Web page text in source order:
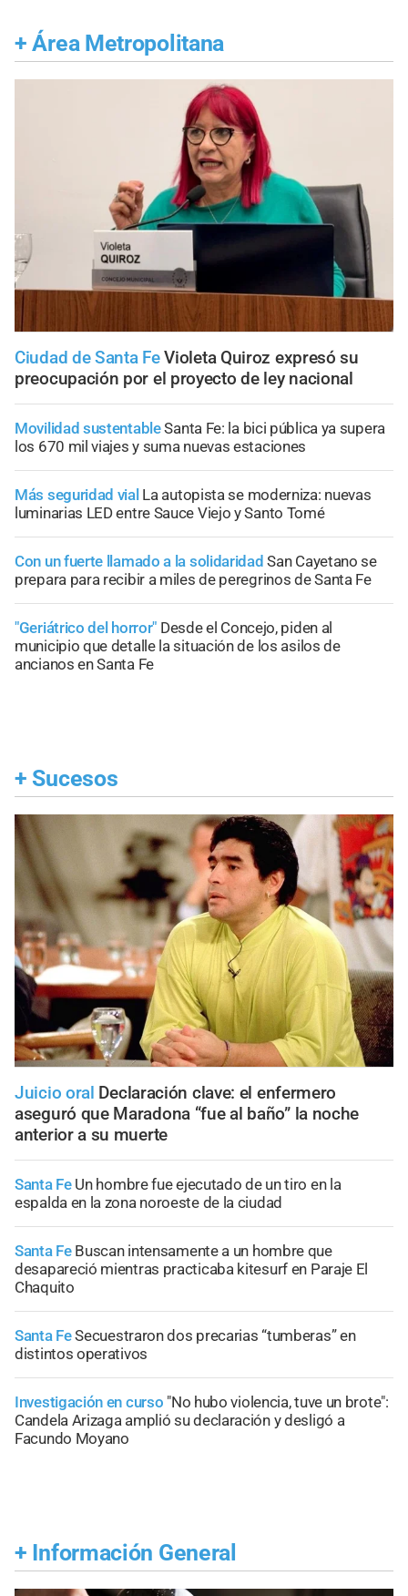
+ Área Metropolitana
Ciudad de Santa Fe Violeta Quiroz expresó su
preocupación por el proyecto de ley nacional
Movilidad sustentableSanta Fe: la bici pública ya supera
los 670 mil viajes y suma nuevas estaciones
Más seguridad vial La autopista se moderniza: nuevas
luminarias LED entre Sauce Viejo y Santo Tomé
Con un fuerte llamado a la solidaridad San Cayetano se
prepara para recibir a miles de peregrinos de Santa Fe
"Geriátrico del horror" Desde el Concejo, piden al
municipio que detalle la situación de los asilos de
ancianos en Santa Fe
+ Sucesos
Juicio oral Declaración clave: el enfermero
aseguró que Maradona “fue al baño” la noche
anterior a su muerte
Santa Fe Un hombre fue ejecutado de un tiro en la
espalda en la zona noroeste de la ciudad
Santa Fe Buscan intensamente a un hombre que
desapareció mientras practicaba kitesurf en Paraje El
Chaquito
Santa FeSecuestraron dos precarias “tumberas” en
distintos operativos
Investigación en curso "No hubo violencia, tuve un brote":
Candela Arizaga amplió su declaración y desligó a
Facundo Moyano
+ Información General